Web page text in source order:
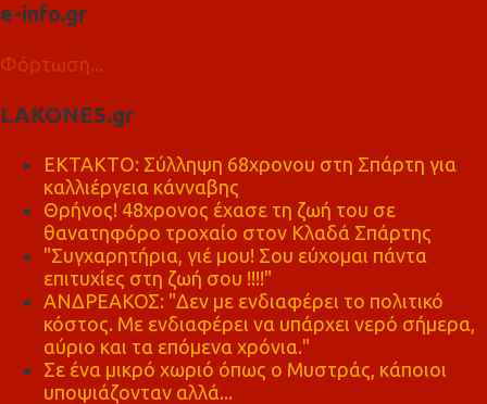
e-info.gr
Φόρτωση...
LAKONES.gr
ΕΚΤΑΚΤΟ: Σύλληψη 68χρονου στη Σπάρτη για
καλλιέργεια κάνναβης
Θρήνος! 48χρονος έχασε τη ζωή του σε
θανατηφόρο τροχαίο στον Κλαδά Σπάρτης
"Συγχαρητήρια, γιέ μου! Σου εύχομαι πάντα
επιτυχίες στη ζωή σου !!!!"
ΑΝΔΡΕΑΚΟΣ: "Δεν με ενδιαφέρει το πολιτικό
κόστος. Με ενδιαφέρει να υπάρχει νερό σήμερα,
αύριο και τα επόμενα χρόνια."
Σε ένα μικρό χωριό όπως ο Μυστράς, κάποιοι
υποψιάζονταν αλλά...